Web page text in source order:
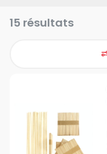
15 résultats